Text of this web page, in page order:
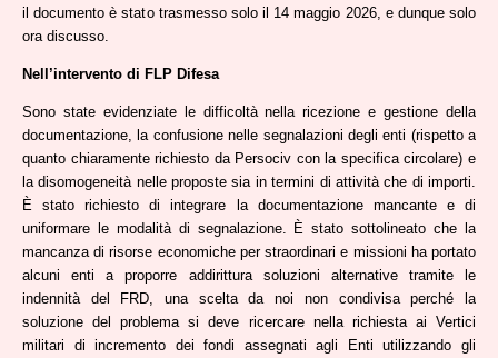
il documento è stato trasmesso solo il 14 maggio 2026, e dunque solo
ora discusso.
Nell’intervento di FLP Difesa
Sono state evidenziate le difficoltà nella ricezione e gestione della
documentazione, la confusione nelle segnalazioni degli enti (rispetto a
quanto chiaramente richiesto da Persociv con la specifica circolare) e
la disomogeneità nelle proposte sia in termini di attività che di importi.
È stato richiesto di integrare la documentazione mancante e di
uniformare le modalità di segnalazione. È stato sottolineato che la
mancanza di risorse economiche per straordinari e missioni ha portato
alcuni enti a proporre addirittura soluzioni alternative tramite le
indennità del FRD, una scelta da noi non condivisa perché la
soluzione del problema si deve ricercare nella richiesta ai Vertici
militari di incremento dei fondi assegnati agli Enti utilizzando gli